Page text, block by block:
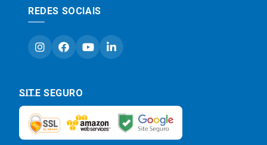
REDES SOCIAIS
SITE SEGURO